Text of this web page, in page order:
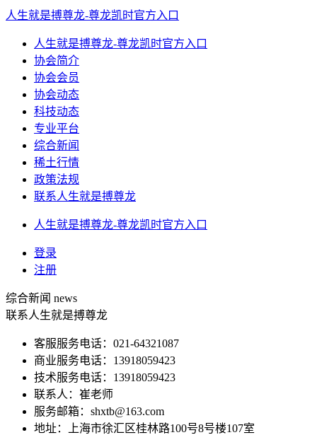
人生就是搏尊龙-尊龙凯时官方入口
人生就是搏尊龙-尊龙凯时官方入口
协会简介
协会会员
协会动态
科技动态
专业平台
综合新闻
稀土行情
政策法规
联系人生就是搏尊龙
人生就是搏尊龙-尊龙凯时官方入口
登录
注册
综合新闻 news
联系人生就是搏尊龙
客服服务电话：021-64321087
商业服务电话：13918059423
技术服务电话：13918059423
联系人：崔老师
服务邮箱： shxtb@163.com
地址：上海市徐汇区桂林路100号8号楼107室